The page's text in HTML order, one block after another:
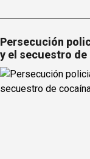
Persecución
y el secuestro de